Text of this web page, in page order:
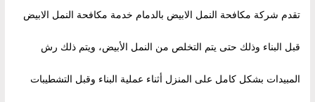
تقدم شركة مكافحة النمل الابيض بالدمام خدمة مكافحة النمل الابيض
قبل البناء وذلك حتى يتم التخلص من النمل الأبيض، ويتم ذلك رش
المبيدات بشكل كامل على المنزل أثناء عملية البناء وقبل التشطيبات